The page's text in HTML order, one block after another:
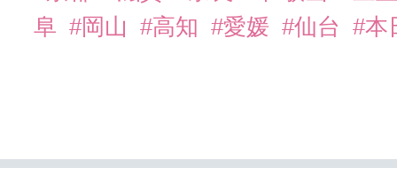
阜 #岡山 #高知 #愛媛 #仙台 #本